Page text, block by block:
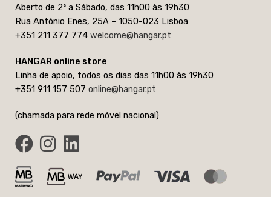
Aberto de 2ª a Sábado, das 11h00 às 19h30
Rua António Enes, 25A – 1050-023 Lisboa
+351 211 377 774 welcome@hangar.pt
HANGAR online store
Linha de apoio, todos os dias das 11h00 às 19h30
+351 911 157 507 online@hangar.pt
(chamada para rede móvel nacional)